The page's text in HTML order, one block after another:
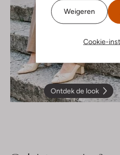
Weigeren
Cookie-
Ontdek de look